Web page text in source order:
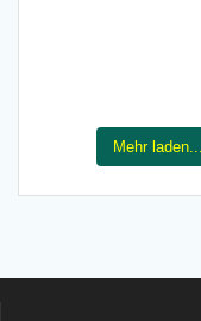
Mehr laden...